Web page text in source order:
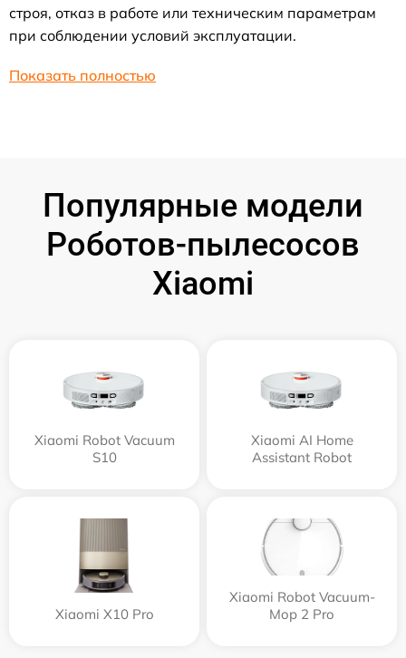
строя, отказ в работе или техническим параметрам
при соблюдении условий эксплуатации.
Показать полностью
Популярные модели
Роботов-пылесосов
Xiaomi
Xiaomi Robot Vacuum
S10
Xiaomi AI Home
Assistant Robot
Xiaomi X10 Pro
Xiaomi Robot Vacuum-
Mop 2 Pro